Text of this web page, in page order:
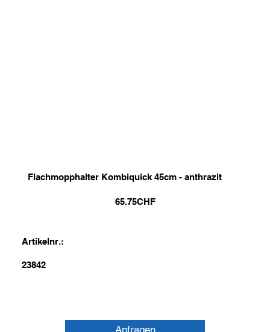
Flachmopphalter Kombiquick 45cm - anthrazit
65.75CHF
Artikelnr.:
23842